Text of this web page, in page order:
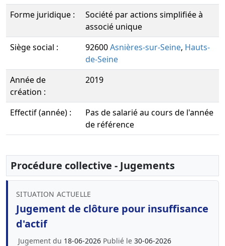
Forme juridique :
Société par actions simplifiée à
associé unique
Siège social :
92600Asnières-sur-Seine, Hauts-
de-Seine
Année de
création :
2019
Effectif (année) :
Pas de salarié au cours de l'année
de référence
Procédure collective - Jugements
SITUATION ACTUELLE
Jugement de clôture pour insuffisance
d'actif
Jugement du 18-06-2026 Publié le 30-06-2026